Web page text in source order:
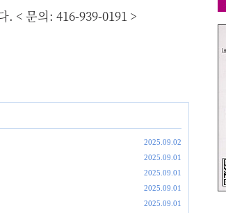
. < 문의: 416-939-0191 >
2025.09.02
2025.09.01
2025.09.01
2025.09.01
2025.09.01